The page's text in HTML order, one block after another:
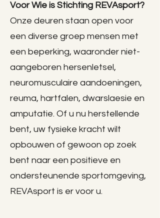
Voor Wie is Stichting REVAsport?
Onze deuren staan open voor
een diverse groep mensen met
een beperking, waaronder niet-
aangeboren hersenletsel,
neuromusculaire aandoeningen,
reuma, hartfalen, dwarslaesie en
amputatie. Of u nu herstellende
bent, uw fysieke kracht wilt
opbouwen of gewoon op zoek
bent naar een positieve en
ondersteunende sportomgeving,
REVAsport is er voor u.